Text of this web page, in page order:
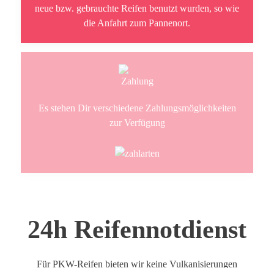
neue bzw. gebrauchte Reifen benutzt wurden, so wie
die Anfahrt zum Pannenort.
Es stehen Dir verschiedene Zahlungsmöglichkeiten
zur Verfügung
24h Reifennotdienst
Für PKW-Reifen bieten wir keine Vulkanisierungen